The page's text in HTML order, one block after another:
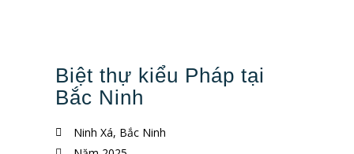
Biệt thự kiểu Pháp tại
Bắc Ninh
Ninh Xá, Bắc Ninh